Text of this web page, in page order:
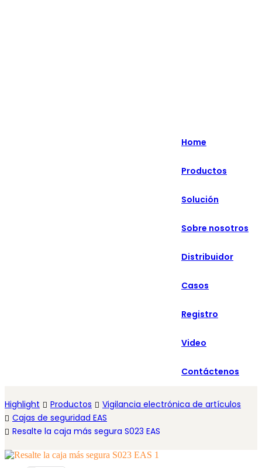
русский
Español
Home
Productos
Solución
Sobre nosotros
Distribuidor
Casos
Registro
Video
Contáctenos
Highlight Productos
Vigilancia electrónica de artículos
Cajas de seguridad EAS
Resalte la caja más segura S023 EAS